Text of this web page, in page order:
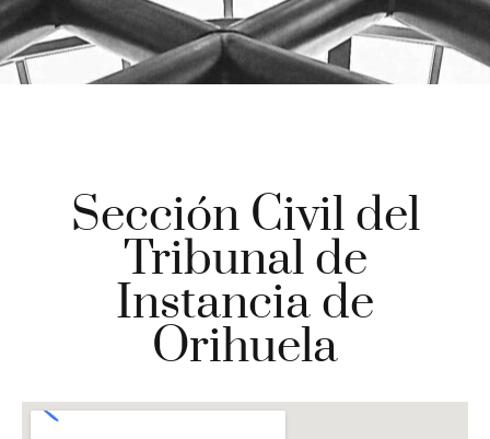
Sección Civil del
Tribunal de
Instancia de
Orihuela